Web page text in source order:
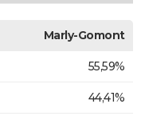
Marly-Gomont
55,59%
44,41%